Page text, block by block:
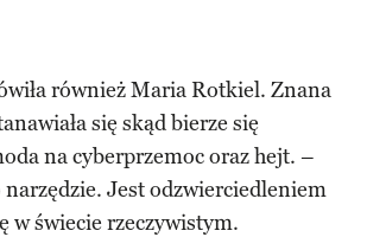
również Maria Rotkiel. Znana
się skąd bierze się
na cyberprzemoc oraz hejt. –
Jest odzwierciedleniem
w świecie rzeczywistym.